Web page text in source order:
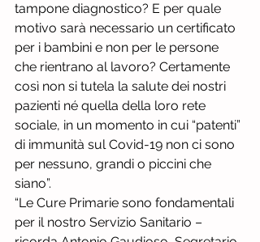
tampone diagnostico? E per quale
motivo sarà necessario un certificato
per i bambini e non per le persone
che rientrano al lavoro? Certamente
così non si tutela la salute dei nostri
pazienti né quella della loro rete
sociale, in un momento in cui “patenti”
di immunità sul Covid-19 non ci sono
per nessuno, grandi o piccini che
siano”.
“Le Cure Primarie sono fondamentali
per il nostro Servizio Sanitario –